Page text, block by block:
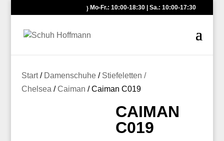
Mo-Fr.: 10:00-18:30 | Sa.: 10:00-17:30
Start/ Damenschuhe/ Stiefeletten /
Chelsea /Caiman / Caiman C019
CAIMAN
C019